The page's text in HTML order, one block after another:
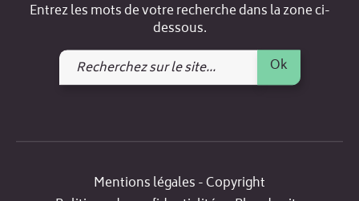
Entrez les mots de votre recherche dans la zone ci-
dessous.
Recherchez
sur
Ok
Mentions légales - Copyright